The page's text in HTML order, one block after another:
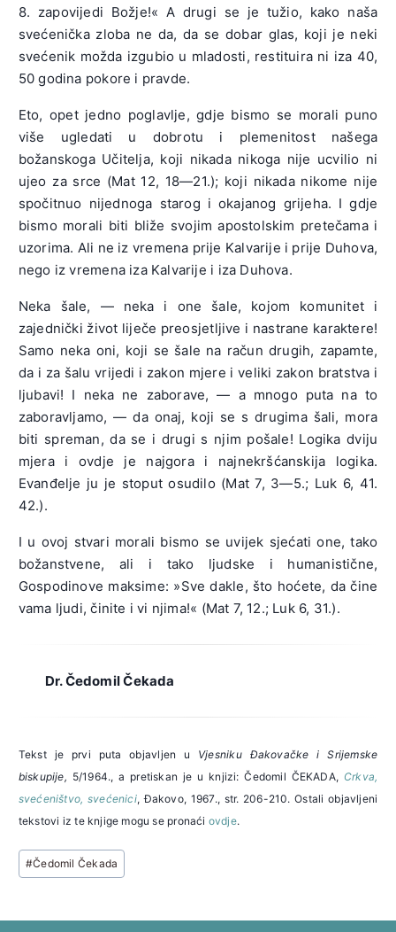
8. zapovijedi Božje!« A drugi se je tužio, kako naša
svećenička zloba ne da, da se dobar glas, koji je neki
svećenik možda izgubio u mladosti, restituira ni iza 40,
50 godina pokore i pravde.
Eto, opet jedno poglavlje, gdje bismo se morali puno
više ugledati u dobrotu i plemenitost našega
božanskoga Učitelja, koji nikada nikoga nije ucvilio ni
ujeo za srce (Mat 12, 18—21.); koji nikada nikome nije
spočitnuo nijednoga starog i okajanog grijeha. I gdje
bismo morali biti bliže svojim apostolskim pretečama i
uzorima. Ali ne iz vremena prije Kalvarije i prije Duhova,
nego iz vremena iza Kalvarije i iza Duhova.
Neka šale, — neka i one šale, kojom komunitet i
zajednički život liječe preosjetljive i nastrane karaktere!
Samo neka oni, koji se šale na račun drugih, zapamte,
da i za šalu vrijedi i zakon mjere i veliki zakon bratstva i
ljubavi! I neka ne zaborave, — a mnogo puta na to
zaboravljamo, — da onaj, koji se s drugima šali, mora
biti spreman, da se i drugi s njim pošale! Logika dviju
mjera i ovdje je najgora i najnekršćanskija logika.
Evanđelje ju je stoput osudilo (Mat 7, 3—5.; Luk 6, 41.
42.).
I u ovoj stvari morali bismo se uvijek sjećati one, tako
božanstvene, ali i tako ljudske i humanistične,
Gospodinove maksime: »Sve dakle, što hoćete, da čine
vama ljudi, činite i vi njima!« (Mat 7, 12.; Luk 6, 31.).
Dr. Čedomil Čekada
Tekst je prvi puta objavljen u Vjesniku Đakovačke i Srijemske
biskupije, 5/1964., a pretiskan je u knjizi: Čedomil ČEKADA, Crkva,
svećeništvo, svećenici, Đakovo, 1967., str. 206-210. Ostali objavljeni
tekstovi iz te knjige mogu se pronaći ovdje.
Post
Tags:
#Čedomil Čekada